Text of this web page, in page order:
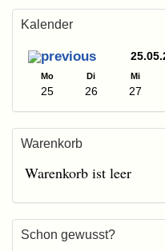
Kalender
Mo Di Mi
25 26 27
Warenkorb
Warenkorb ist leer
Schon gewusst?